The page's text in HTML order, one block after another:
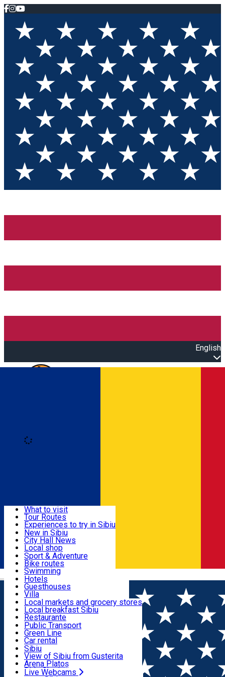
English
Română
Useful info
Activities & Adventure
Accommodation
Food, Drinks & Nightlife
Transport & Parking
Live Webcams
What to visit
Tour Routes
Experiences to try in Sibiu
Podcast
Culture
Museums
Churches
Parks, Zoo
County of Sibiu
New in Sibiu
City Hall News
Local shop
Sibiu artisans
Sibiul Verde
Public services
Education
How do I get to Sibiu
Tourist Info
Tour Guides
Guided tours
Publicații locale
Beauty salons
Sport & Adventure
Bike routes
Swimming
Riding
Indoor activities
Loc de joacă indoor
Loc de joacă outdoor
Ski
Ice skating
Yoga
Hotels
Guesthouses
Villa
Hostels
Motel
Camping
Renting rooms
Rooms for rent
Accommodation outside Sibiu
Local markets and grocery stores
Local breakfast Sibiu
Restaurante
Pizza
Fast Food
Coffee
Sweets
Pub, Bar
Night clubs
Bakeries
Public Transport
Green Line
Car rental
Rent a bike
Scooter rentals
Taxi
Ride Sharing
Sibiu
View of Sibiu from Gusterita
Arena Platoș
Live Webcams